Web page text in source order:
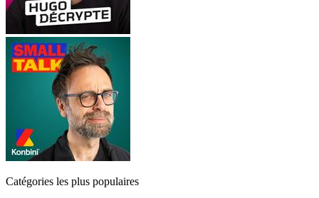
Catégories les plus populaires